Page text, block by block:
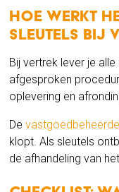
Hoe werkt
sleutels bij
Bij vertrek lever je
afgesproken
oplevering en
De
klopt. Als sleutels
de afhandeling van